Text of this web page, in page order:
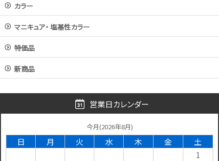
カラー
マニキュア・ 塩基性カラー
特価品
新商品
営業日カレンダー
今月(2026年8月)
日 月 火 水 木 金
土
1